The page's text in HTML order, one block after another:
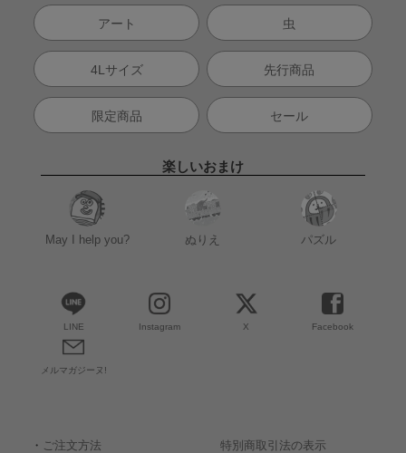
アート 虫
4Lサイズ 先行商品
限定商品 セール
楽しいおまけ
May I help you? ぬりえ パズル
LINE Instagram X Facebook
メルマガジーヌ!
・ ご注文方法 特別商取引法の表示